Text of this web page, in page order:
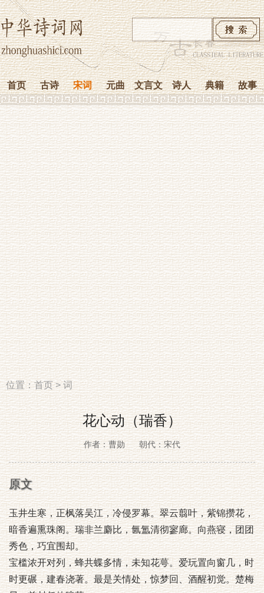
首页 古诗 宋词 元曲 文言文 诗人 典籍 故事
位置：首页>词
花心动（瑞香）
作者：曹勋 朝代：宋代
原文
玉井生寒，正枫落吴江，冷侵罗幕。翠云翦叶，紫锦攒花，
暗香遍熏珠阁。瑞非兰麝比，氤氲清彻寥廊。向燕寝，团团
秀色，巧宜围却。
宝槛浓开对列，蜂共蝶多情，未知花萼。爱玩置向窗几，时
时更碾，建春浇著。最是关情处，惊梦回、酒醒初觉。楚梅